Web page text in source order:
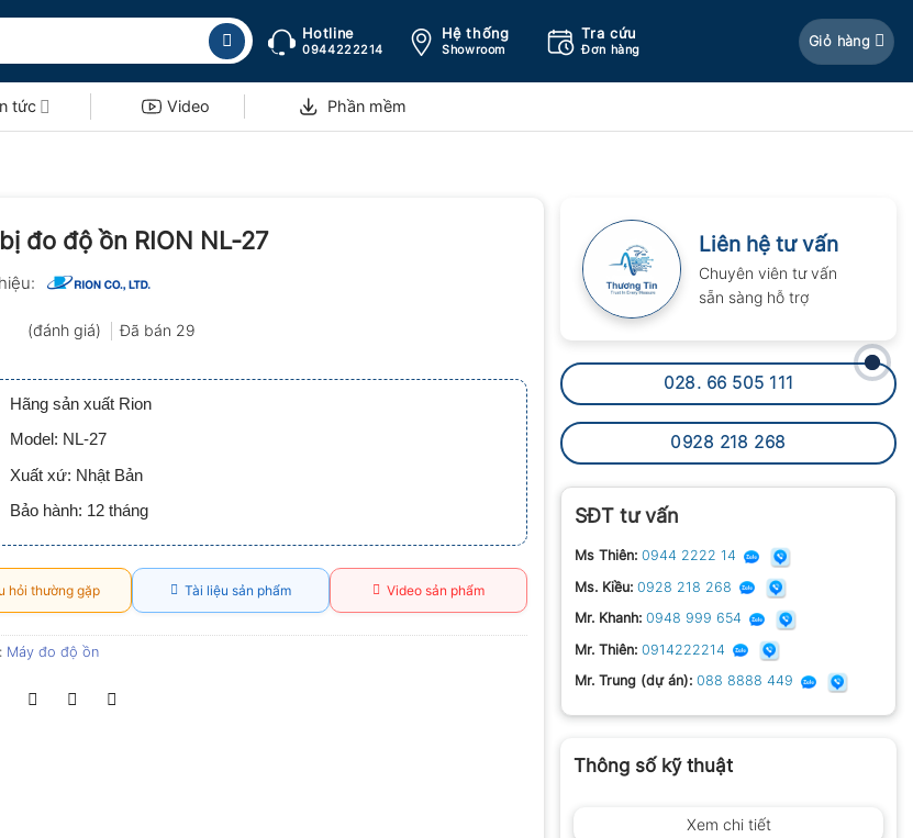
Hotline
0944222214
Hệ thống
Showroom
Tra cứu
Đơn hàng
Giỏ hàng
tức Video Phần mềm
Liên hệ tư vấn
Chuyên viên tư vấn
sẵn sàng hỗ trợ
028. 66 505 111
0928 218 268
SĐT tư vấn
Ms Thiên: 0944 2222 14
Ms. Kiều: 0928 218 268
Mr. Khanh: 0948 999 654
Mr. Thiên: 0914222214
Mr. Trung (dự án): 088 8888 449
Thông số kỹ thuật
Xem chi tiết
đo độ ồn RION NL-27
(đánh giá) Đã bán 29
Hãng sản xuất Rion
Model: NL-27
Xuất xứ: Nhật Bản
Bảo hành: 12 tháng
hỏi thường gặp Tài liệu sản phẩm Video sản phẩm
Máy đo độ ồn